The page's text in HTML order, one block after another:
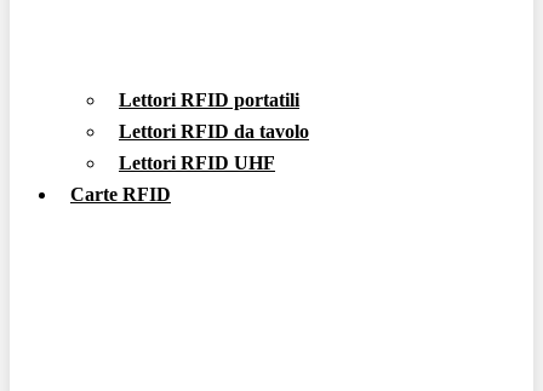
Lettori RFID portatili
Lettori RFID da tavolo
Lettori RFID UHF
Carte RFID